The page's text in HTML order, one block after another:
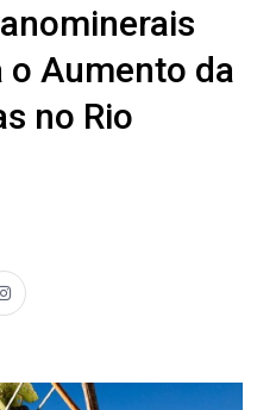
o Aumento da
no Rio